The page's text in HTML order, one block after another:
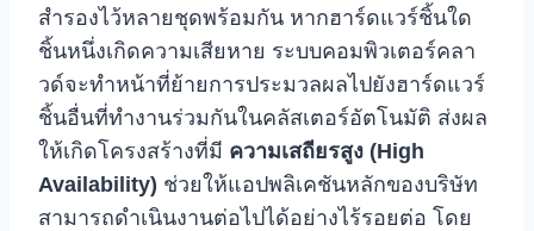
สำรองไว้หลายชุดพร้อมกัน หากฮาร์ดแวร์ชิ้นใด
ชิ้นหนึ่งเกิดความเสียหาย ระบบคอมพิวเตอร์คลา
วด์จะทำหน้าที่ย้ายการประมวลผลไปยังฮาร์ดแวร์
ชิ้นอื่นที่ทำงานร่วมกันในคลัสเตอร์อัตโนมัติ ส่งผล
ให้เกิดโครงสร้างที่มี ความเสถียรสูง (High
Availability) ช่วยให้แอปพลิเคชันหลักของบริษัท
สามารถดำเนินงานต่อไปได้อย่างไร้รอยต่อ โดย